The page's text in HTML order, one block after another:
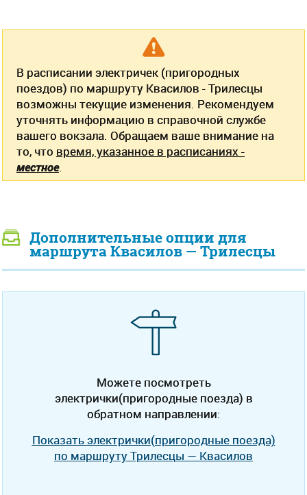
В расписании электричек (пригородных
поездов) по маршруту Квасилов - Трилесцы
возможны текущие изменения. Рекомендуем
уточнять информацию в справочной службе
вашего вокзала. Обращаем ваше внимание на
то, что время, указанное в расписаниях -
местное.
Дополнительные опции для
маршрута Квасилов — Трилесцы
Можете посмотреть
электрички(пригородные поезда) в
обратном направлении:
Показать электрички(пригородные поезда)
по маршруту Трилесцы — Квасилов